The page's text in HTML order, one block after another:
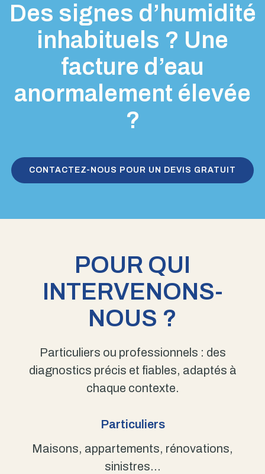
Des signes d’humidité
inhabituels ? Une
facture d’eau
anormalement élevée
?
CONTACTEZ-NOUS POUR UN DEVIS GRATUIT
POUR QUI
INTERVENONS-
NOUS ?
Particuliers ou professionnels : des
diagnostics précis et fiables, adaptés à
chaque contexte.
Particuliers
Maisons, appartements, rénovations,
sinistres…